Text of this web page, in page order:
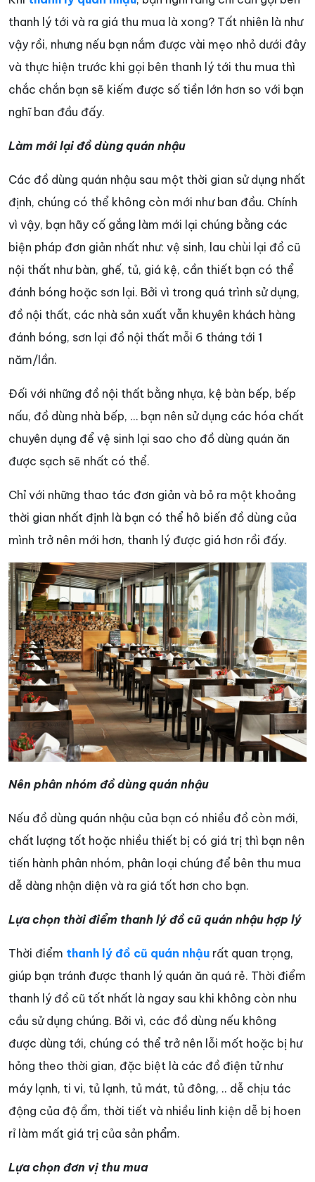
thanh lý tới và ra giá thu mua là xong? Tất nhiên là như
vậy rồi, nhưng nếu bạn nắm được vài mẹo nhỏ dưới đây
và thực hiện trước khi gọi bên thanh lý tới thu mua thì
chắc chắn bạn sẽ kiếm được số tiền lớn hơn so với bạn
nghĩ ban đầu đấy.
Làm mới lại đồ dùng quán nhậu
Các đồ dùng quán nhậu sau một thời gian sử dụng nhất
định, chúng có thể không còn mới như ban đầu. Chính
vì vậy, bạn hãy cố gắng làm mới lại chúng bằng các
biện pháp đơn giản nhất như: vệ sinh, lau chùi lại đồ cũ
nội thất như bàn, ghế, tủ, giá kệ, cần thiết bạn có thể
đánh bóng hoặc sơn lại. Bởi vì trong quá trình sử dụng,
đồ nội thất, các nhà sản xuất vẫn khuyên khách hàng
đánh bóng, sơn lại đồ nội thất mỗi 6 tháng tới 1
năm/lần.
Đối với những đồ nội thất bằng nhựa, kệ bàn bếp, bếp
nấu, đồ dùng nhà bếp, … bạn nên sử dụng các hóa chất
chuyên dụng để vệ sinh lại sao cho đồ dùng quán ăn
được sạch sẽ nhất có thể.
Chỉ với những thao tác đơn giản và bỏ ra một khoảng
thời gian nhất định là bạn có thể hô biến đồ dùng của
mình trở nên mới hơn, thanh lý được giá hơn rồi đấy.
Nên phân nhóm đồ dùng quán nhậu
Nếu đồ dùng quán nhậu của bạn có nhiều đồ còn mới,
chất lượng tốt hoặc nhiều thiết bị có giá trị thì bạn nên
tiến hành phân nhóm, phân loại chúng để bên thu mua
dễ dàng nhận diện và ra giá tốt hơn cho bạn.
Lựa chọn thời điểm thanh lý đồ cũ quán nhậu hợp lý
Thời điểm thanh lý đồ cũ quán nhậu rất quan trọng,
giúp bạn tránh được thanh lý quán ăn quá rẻ. Thời điểm
thanh lý đồ cũ tốt nhất là ngay sau khi không còn nhu
cầu sử dụng chúng. Bởi vì, các đồ dùng nếu không
được dùng tới, chúng có thể trở nên lỗi mốt hoặc bị hư
hỏng theo thời gian, đặc biệt là các đồ điện tử như
máy lạnh, ti vi, tủ lạnh, tủ mát, tủ đông, .. dễ chịu tác
động của độ ẩm, thời tiết và nhiều linh kiện dễ bị hoen
rỉ làm mất giá trị của sản phẩm.
Lựa chọn đơn vị thu mua